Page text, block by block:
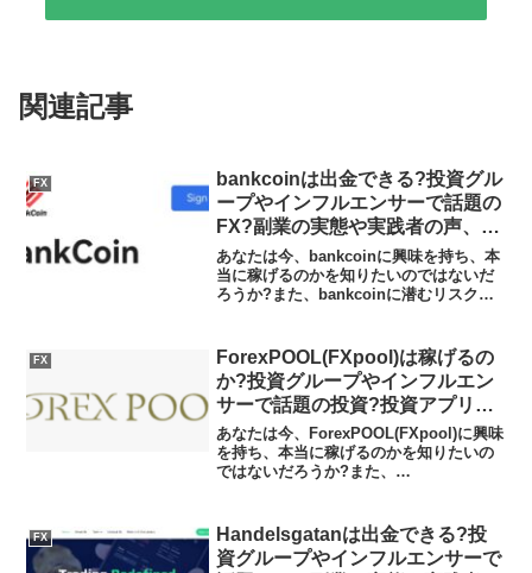
関連記事
FX
bankcoinは出金できる?投資グル
ープやインフルエンサーで話題の
FX?副業の実態や実践者の声、口
コミや評判を調査しました
あなたは今、bankcoinに興味を持ち、本
当に稼げるのかを知りたいのではないだ
ろうか?また、bankcoinに潜むリスクは
実体が不確かな海外業者であり、あな
た...
FX
ForexPOOL(FXpool)は稼げるの
か?投資グループやインフルエン
サーで話題の投資?投資アプリの
実態や実践者の声、口コミや評判
を調査しました
あなたは今、ForexPOOL(FXpool)に興味
を持ち、本当に稼げるのかを知りたいの
ではないだろうか?また、
か？答え、結論を言うと、ForexPOO...
FX
Handelsgatanは出金できる?投
資グループやインフルエンサーで